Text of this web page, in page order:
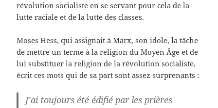
révolution socialiste en se servant pour cela de la
lutte raciale et de la lutte des classes.
Moses Hess, qui assignait à Marx, son idole, la tâche
de mettre un terme à la religion du Moyen Âge et de
lui substituer la religion de la révolution socialiste,
écrit ces mots qui de sa part sont assez surprenants :
J’ai toujours été édifié par les prières